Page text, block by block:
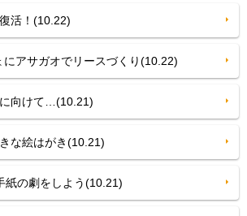
活！(10.22)
アサガオでリースづくり(10.22)
向けて…(10.21)
絵はがき(10.21)
の劇をしよう(10.21)